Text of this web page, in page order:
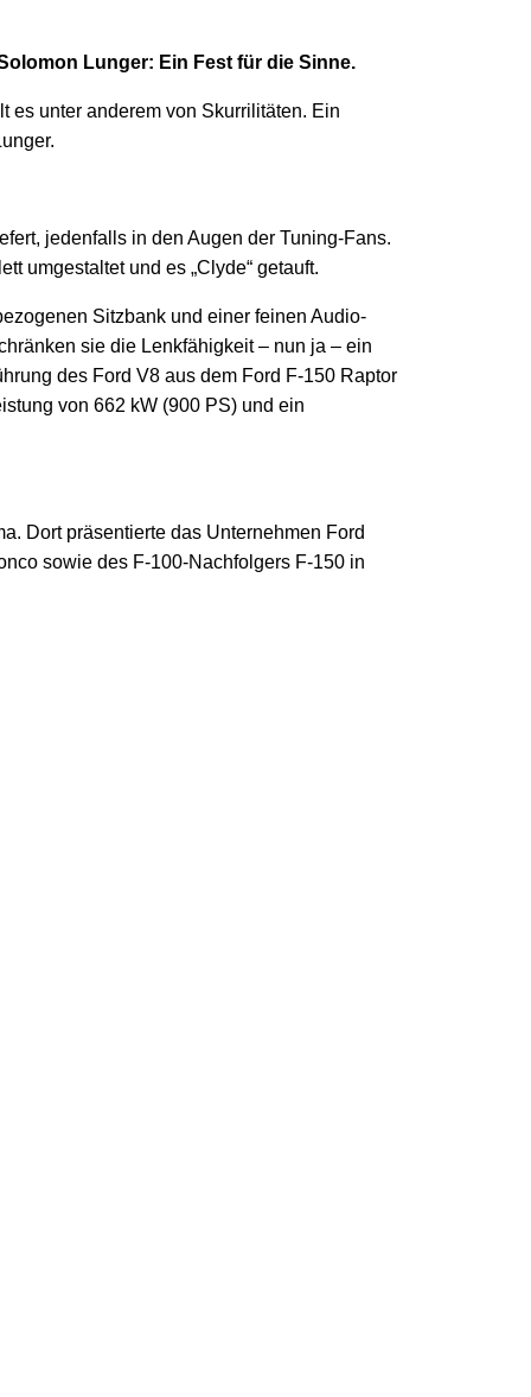
Lunger: Ein Fest für die Sinne.
es unter anderem von Skurrilitäten. Ein
jedenfalls in den Augen der Tuning-Fans.
umgestaltet und es „Clyde“ getauft.
Sitzbank und einer feinen Audio-
sie die Lenkfähigkeit – nun ja – ein
des Ford V8 aus dem Ford F-150 Raptor
von 662 kW (900 PS) und ein
Dort präsentierte das Unternehmen Ford
sowie des F-100-Nachfolgers F-150 in